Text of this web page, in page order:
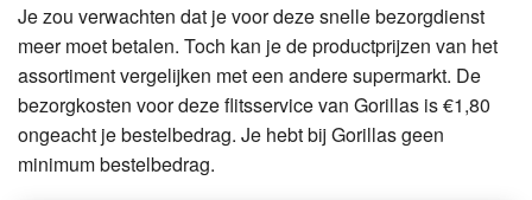
Je zou verwachten dat je voor deze snelle bezorgdienst
meer moet betalen. Toch kan je de productprijzen van het
assortiment vergelijken met een andere supermarkt. De
bezorgkosten voor deze flitsservice van Gorillas is €1,80
ongeacht je bestelbedrag. Je hebt bij Gorillas geen
minimum bestelbedrag.